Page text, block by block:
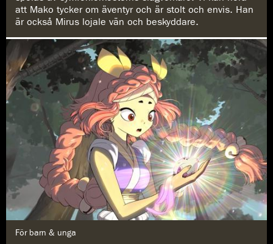
att Mako tycker om äventyr och är stolt och envis. Han
är också Mirus lojale vän och beskyddare.
För barn & unga